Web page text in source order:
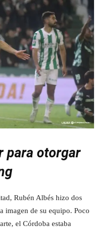
para otorgar
Rubén Albés hizo dos
imagen de su equipo. Poco
el Córdoba estaba